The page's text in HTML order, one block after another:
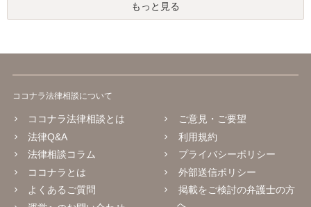
もっと見る
ココナラ法律相談について
ココナラ法律相談とは
法律Q&A
法律相談コラム
ココナラとは
よくあるご質問
ご意見・ご要望
利用規約
プライバシーポリシー
外部送信ポリシー
掲載をご検討の弁護士の方